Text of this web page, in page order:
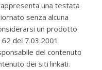
una testata
senza alcuna
un prodotto
del 7.03.2001.
del contenuto
dei siti linkati.